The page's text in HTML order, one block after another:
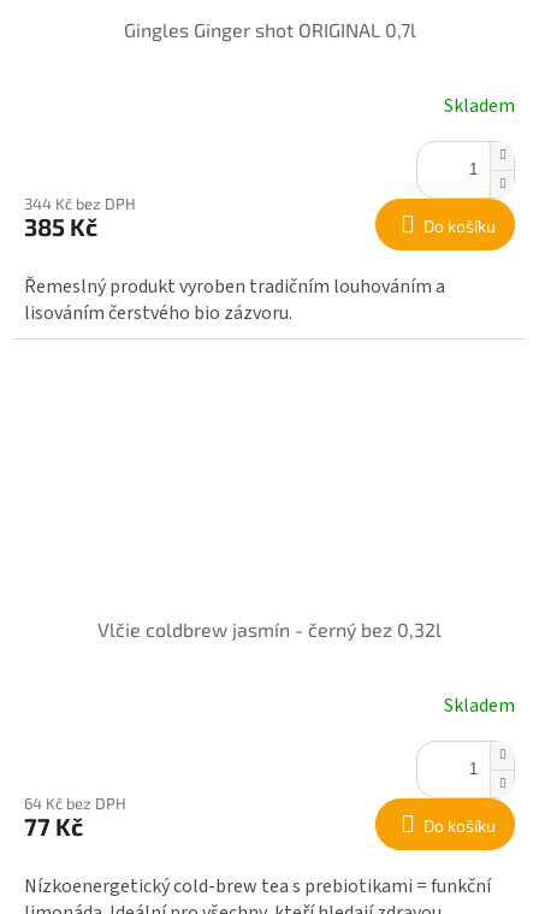
Gingles Ginger shot ORIGINAL 0,7l
Skladem
344 Kč bez DPH
385 Kč Do košíku
Řemeslný produkt vyroben tradičním louhováním a
lisováním čerstvého bio zázvoru.
Vlčie coldbrew jasmín - černý bez 0,32l
Skladem
64 Kč bez DPH
77 Kč Do košíku
Nízkoenergetický cold-brew tea s prebiotikami = funkční